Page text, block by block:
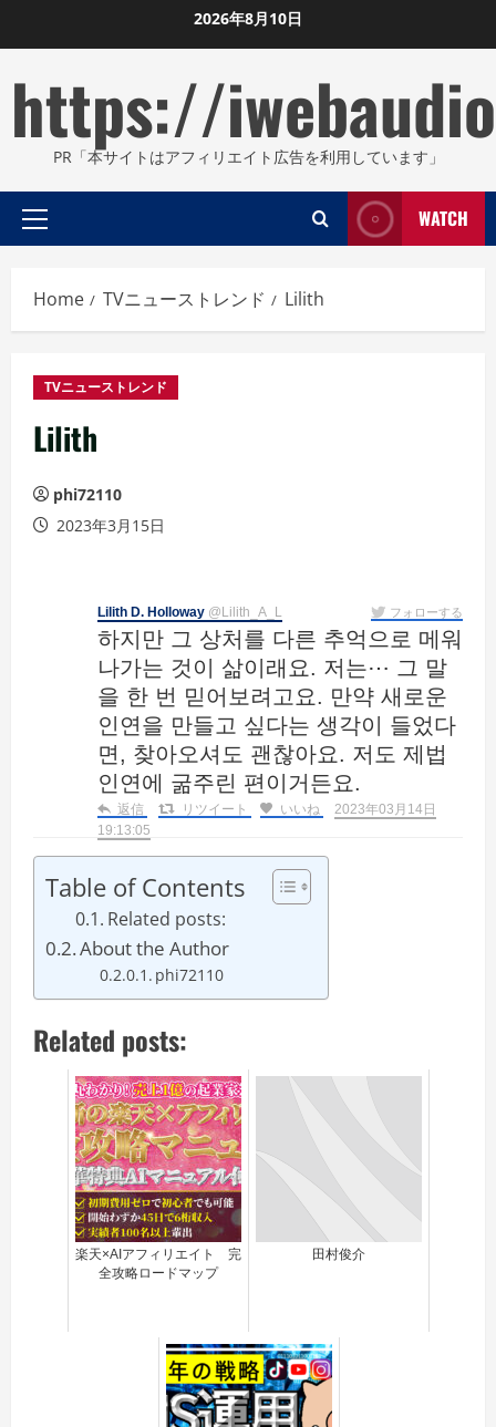
to
2026年8月10日
https://
PR「本サイトはアフィリエイト広告を利用しています」
Primary
WATCH
Home TVニューストレンド Lilith
TVニューストレンド
Lilith
phi72110
2023年3月15日
Lilith D. Holloway @Lilith_A_L フォローする
하지만 그 상처를 다른 추억으로 메워
나가는 것이 삶이래요. 저는⋯ 그 말
을 한 번 믿어보려고요. 만약 새로운
인연을 만들고 싶다는 생각이 들었다
면, 찾아오셔도 괜찮아요. 저도 제법
인연에 굶주린 편이거든요.
返信 リツイート いいね
2023年03月14日
19:13:05
Table of Contents
Related posts:
About the Author
phi72110
Related posts:
楽天×AIアフィリエイト 完
全攻略ロードマップ
田村俊介